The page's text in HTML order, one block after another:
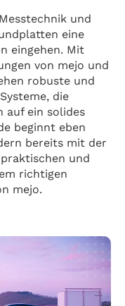
und
eine
eingehen. Mit
von mejo und
robuste und
die
auf ein solides
beginnt eben
bereits mit der
und
richtigen
mejo.